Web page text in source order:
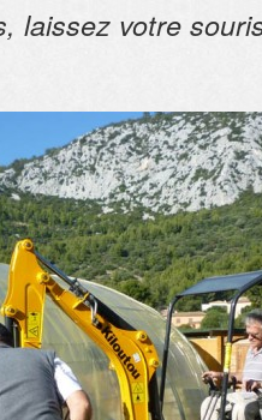
laissez votre